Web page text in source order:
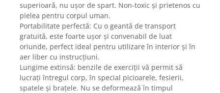
Incaltaminte barbati
Incaltaminte femei
Ochelari de soare
Ochelari de vedere
Gaming, Carti & Birotica
Birotica & Papetarie
Console, Jocuri & Accesorii
superioară, nu ușor de spart. Non-toxic și prietenos cu
pielea pentru corpul uman.
Portabilitate perfectă: Cu o geantă de transport
gratuită, este foarte ușor și convenabil de luat
oriunde, perfect ideal pentru utilizare în interior și în
aer liber cu instrucțiuni.
Lungime extinsă: benzile de exerciții vă permit să
lucrați întregul corp, în special picioarele, fesierii,
spatele și brațele. Nu se deformează în timpul